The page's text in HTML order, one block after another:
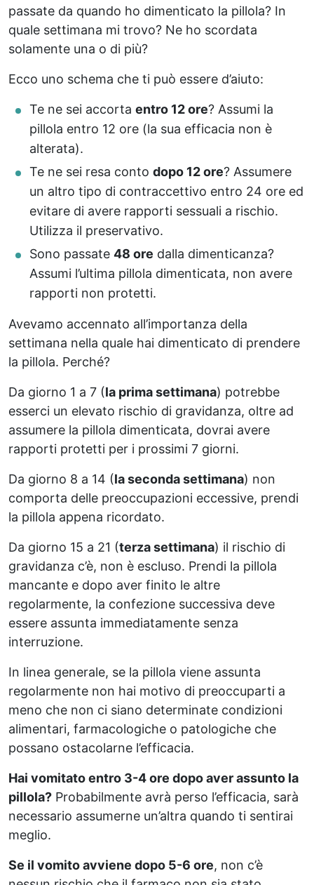
passate da quando ho dimenticato la pillola? In
quale settimana mi trovo? Ne ho scordata
solamente una o di più?
Ecco uno schema che ti può essere d’aiuto:
Te ne sei accorta entro 12 ore? Assumi la
pillola entro 12 ore (la sua efficacia non è
alterata).
Te ne sei resa conto dopo 12 ore? Assumere
un altro tipo di contraccettivo entro 24 ore ed
evitare di avere rapporti sessuali a rischio.
Utilizza il preservativo.
Sono passate 48 ore dalla dimenticanza?
Assumi l’ultima pillola dimenticata, non avere
rapporti non protetti.
Avevamo accennato all’importanza della
settimana nella quale hai dimenticato di prendere
la pillola. Perché?
Da giorno 1 a 7 (la prima settimana) potrebbe
esserci un elevato rischio di gravidanza, oltre ad
assumere la pillola dimenticata, dovrai avere
rapporti protetti per i prossimi 7 giorni.
Da giorno 8 a 14 (la seconda settimana) non
comporta delle preoccupazioni eccessive, prendi
la pillola appena ricordato.
Da giorno 15 a 21 (terza settimana) il rischio di
gravidanza c’è, non è escluso. Prendi la pillola
mancante e dopo aver finito le altre
regolarmente, la confezione successiva deve
essere assunta immediatamente senza
interruzione.
In linea generale, se la pillola viene assunta
regolarmente non hai motivo di preoccuparti a
meno che non ci siano determinate condizioni
alimentari, farmacologiche o patologiche che
possano ostacolarne l’efficacia.
Hai vomitato entro 3-4 ore dopo aver assunto la
pillola? Probabilmente avrà perso l’efficacia, sarà
necessario assumerne un’altra quando ti sentirai
meglio.
Se il vomito avviene dopo 5-6 ore, non c’è